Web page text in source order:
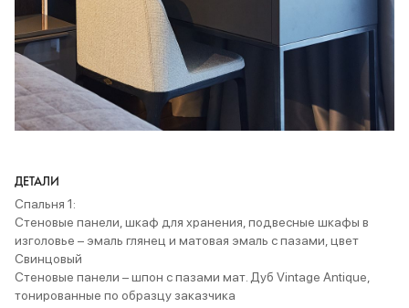
ДЕТАЛИ
Спальня 1:
Стеновые панели, шкаф для хранения, подвесные шкафы в
изголовье – эмаль глянец и матовая эмаль с пазами, цвет
Свинцовый
Стеновые панели – шпон с пазами мат. Дуб Vintage Antique,
тонированные по образцу заказчика